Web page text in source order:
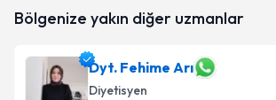
oluşturun. Size bu uzmandan randevu
E-posta Adresiniz
Bölgenize yakın diğer uzmanlar
Dyt. Fehime Arı
Diyetisyen